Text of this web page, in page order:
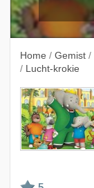
Home / Gemist /
/ Lucht-krokie